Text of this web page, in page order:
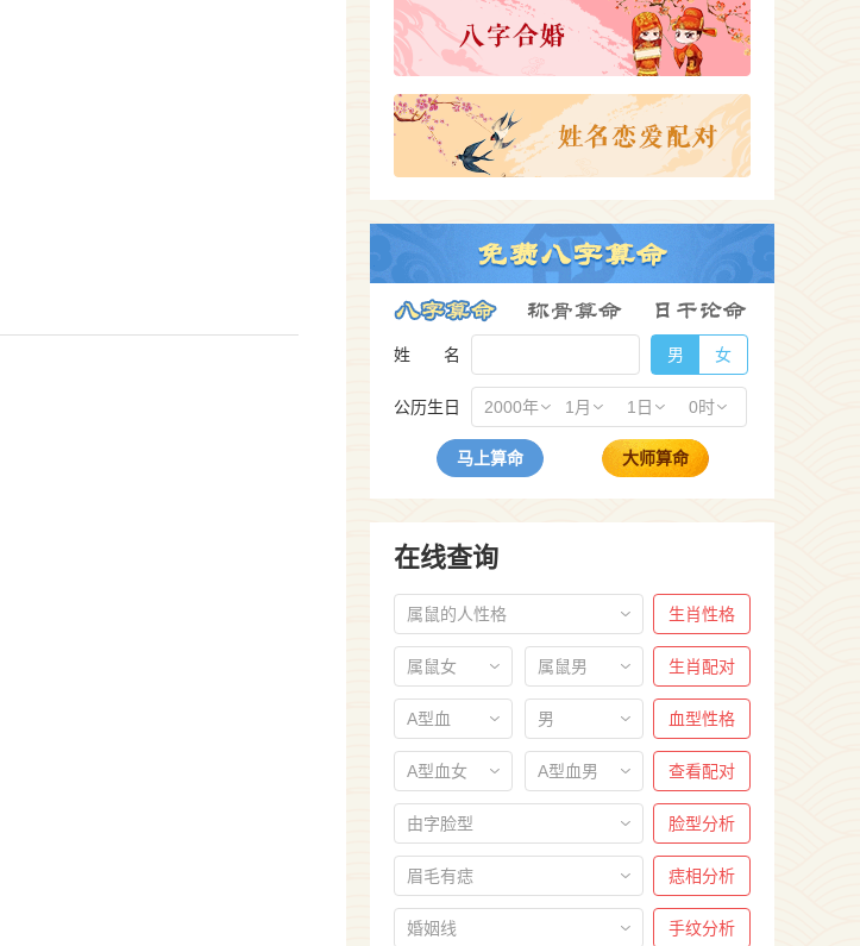
姓 名 男 女
公历生日 2000年 1月 1日 0时
马上算命 大师算命
在线查询
属鼠的人性格 生肖性格
属鼠女 属鼠男 生肖配对
A型血 男 血型性格
A型血女 A型血男 查看配对
由字脸型 脸型分析
眉毛有痣 痣相分析
婚姻线 手纹分析